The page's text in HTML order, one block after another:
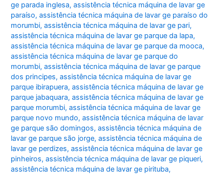
ge parada inglesa,assistência técnica máquina de lavar ge
paraíso,assistência técnica máquina de lavar ge paraíso do
morumbi,assistência técnica máquina de lavar ge pari,
assistência técnica máquina de lavar ge parque da lapa,
assistência técnica máquina de lavar ge parque da mooca,
assistência técnica máquina de lavar ge parque do
morumbi,assistência técnica máquina de lavar ge parque
dos principes,assistência técnica máquina de lavar ge
parque ibirapuera,assistência técnica máquina de lavar ge
parque jabaquara,assistência técnica máquina de lavar ge
parque morumbi,assistência técnica máquina de lavar ge
parque novo mundo,assistência técnica máquina de lavar
ge parque são domingos,assistência técnica máquina de
lavar ge parque são jorge,assistência técnica máquina de
lavar ge perdizes,assistência técnica máquina de lavar ge
pinheiros,assistência técnica máquina de lavar ge piqueri,
assistência técnica máquina de lavar ge pirituba,